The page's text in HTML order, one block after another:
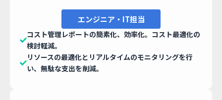
エンジニア・IT担当
コスト管理レポートの簡素化、効率化。コスト最適化の
検討軽減。
リソースの最適化とリアルタイムのモニタリングを行
い、無駄な支出を削減。